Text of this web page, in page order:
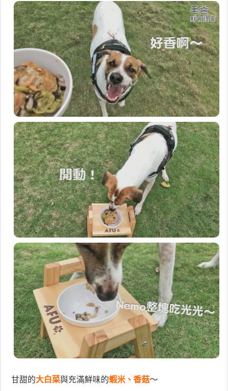
甘甜的大白菜與充滿鮮味的蝦米、香菇～